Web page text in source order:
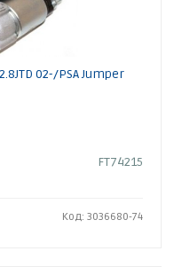
02-/PSA Jumper
FT74215
Код: 3036680-74